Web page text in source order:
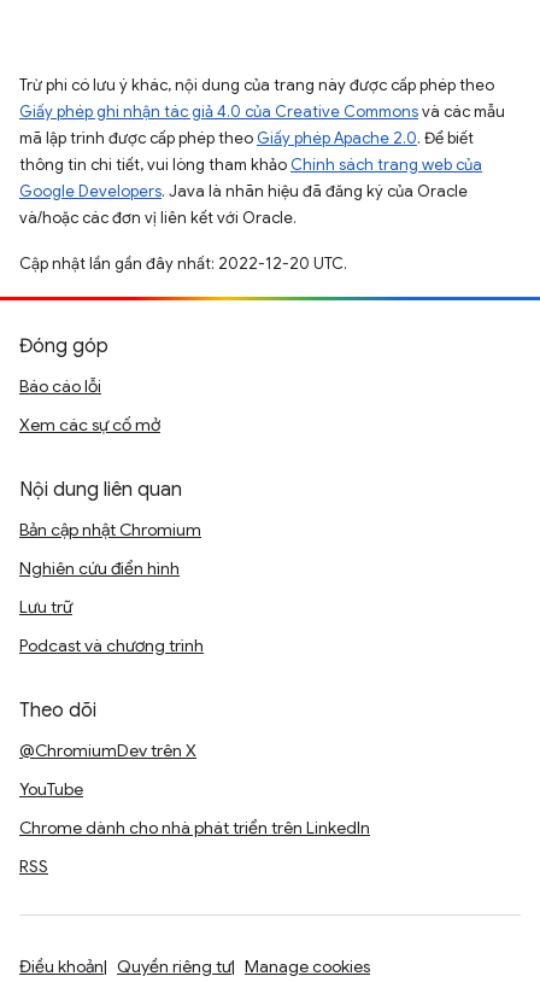
Trừ phi có lưu ý khác, nội dung của trang này được cấp phép theo
Giấy phép ghi nhận tác giả 4.0 của Creative Commonsvà các mẫu
mã lập trình được cấp phép theo Giấy phép Apache 2.0. Để biết
thông tin chi tiết, vui lòng tham khảo Chính sách trang web của
Google Developers. Java là nhãn hiệu đã đăng ký của Oracle
và/hoặc các đơn vị liên kết với Oracle.
Cập nhật lần gần đây nhất: 2022-12-20 UTC.
Đóng góp
Báo cáo lỗi
Xem các sự cố mở
Nội dung liên quan
Bản cập nhật Chromium
Nghiên cứu điển hình
Lưu trữ
Podcast và chương trình
Theo dõi
@ChromiumDev trên X
YouTube
Chrome dành cho nhà phát triển trên LinkedIn
RSS
Điều khoản Quyền riêng tư Manage cookies